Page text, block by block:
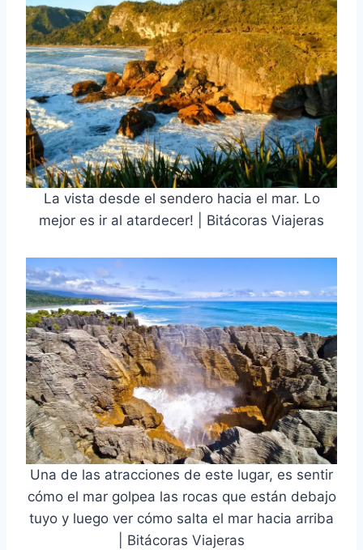
La vista desde el sendero hacia el mar. Lo
mejor es ir al atardecer! | Bitácoras Viajeras
Una de las atracciones de este lugar, es sentir
cómo el mar golpea las rocas que están debajo
tuyo y luego ver cómo salta el mar hacia arriba
| Bitácoras Viajeras